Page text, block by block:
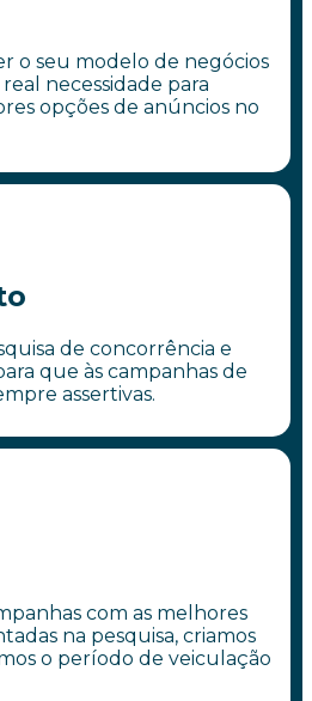
o seu modelo de negócios
necessidade para
opções de anúncios no
de concorrência e
que às campanhas de
assertivas.
com as melhores
na pesquisa, criamos
o período de veiculação